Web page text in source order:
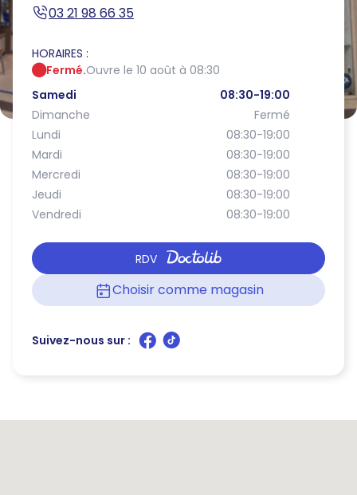
03 21 98 66 35
HORAIRES :
Fermé.Ouvre le 10 août à 08:30
Samedi
08:30-19:00
Dimanche
Fermé
Lundi
08:30-19:00
Mardi
08:30-19:00
Mercredi
08:30-19:00
Jeudi
08:30-19:00
Vendredi
08:30-19:00
RDV
Choisir comme magasin
Suivez-nous sur :